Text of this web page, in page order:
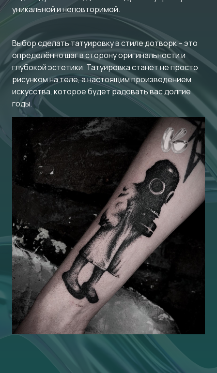
уникальной и неповторимой.
Выбор сделать татуировку в стиле дотворк – это
определённо шаг в сторону оригинальности и
глубокой эстетики. Татуировка станет не просто
рисунком на теле, а настоящим произведением
искусства, которое будет радовать вас долгие
годы.